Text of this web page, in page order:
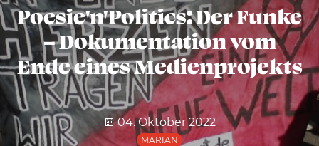
Poesie'n'Politics: Der Funke
– Dokumentation vom
Ende eines Medienprojekts
04. Oktober 2022
MARIAN